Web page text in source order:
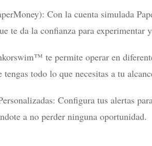
Con la cuenta simulada
te da la confianza para experimentar
te permite operar en
todo lo que necesitas a tu
Configura tus alertas
a no perder ninguna oportunidad.